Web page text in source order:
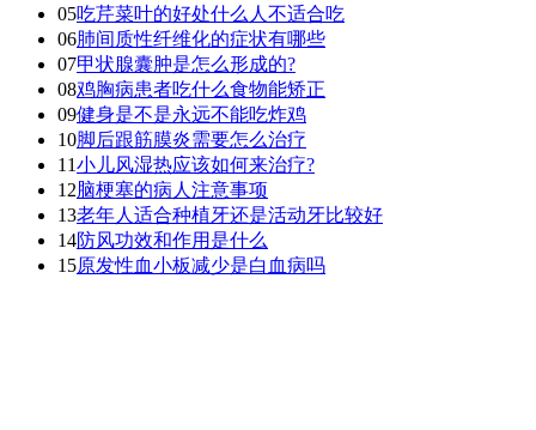
05吃芹菜叶的好处什么人不适合吃
06肺间质性纤维化的症状有哪些
07甲状腺囊肿是怎么形成的?
08鸡胸病患者吃什么食物能矫正
09健身是不是永远不能吃炸鸡
10脚后跟筋膜炎需要怎么治疗
11小儿风湿热应该如何来治疗?
12脑梗塞的病人注意事项
13老年人适合种植牙还是活动牙比较好
14防风功效和作用是什么
15原发性血小板减少是白血病吗